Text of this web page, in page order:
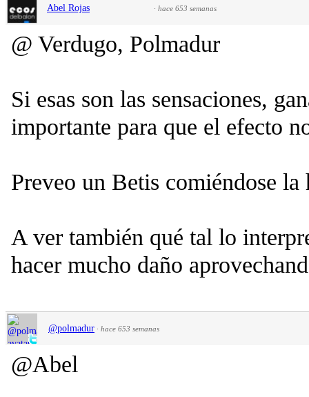
Abel Rojas · hace 653 semanas
@ Verdugo, Polmadur
Si esas son las sensaciones,
importante para que el efecto
Preveo un Betis comiéndose la
A ver también qué tal lo
hacer mucho daño
@polmadur · hace 653 semanas
@Abel